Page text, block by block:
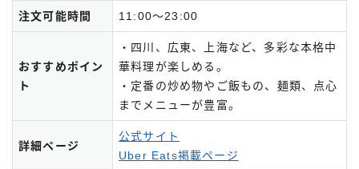
注文可能時間 11:00～23:00
おすすめポイン
ト
・四川、広東、上海など、多彩な本格中
華料理が楽しめる。
・定番の炒め物やご飯もの、麺類、点心
までメニューが豊富。
詳細ページ
公式サイト
Uber Eats掲載ページ